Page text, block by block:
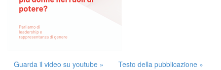
Guarda il video su youtube » Testo della pubblicazione »